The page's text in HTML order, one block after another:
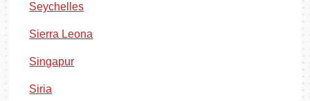
Seychelles
Sierra Leona
Singapur
Siria